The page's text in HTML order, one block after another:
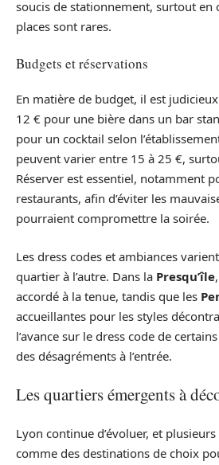
soucis de stationnement, surtout en
places sont rares.
Budgets et réservations
En matière de budget, il est
12 € pour une bière dans un bar
pour un cocktail selon
peuvent varier entre 15 à 25 €,
Réserver est essentiel, notamment
restaurants, afin d’éviter les
pourraient compromettre la soirée.
Les dress codes et ambiances
quartier à l’autre. Dans la Presqu’île
accordé à la tenue, tandis que les
accueillantes pour les styles
l’avance sur le dress code de
des désagréments à l’entrée.
Les quartiers émergents à
Lyon continue d’évoluer, et
comme des destinations de choix